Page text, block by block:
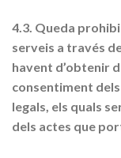
4.3. Queda
serveis a través
havent d’obtenir
consentiment
legals, els quals
dels actes que